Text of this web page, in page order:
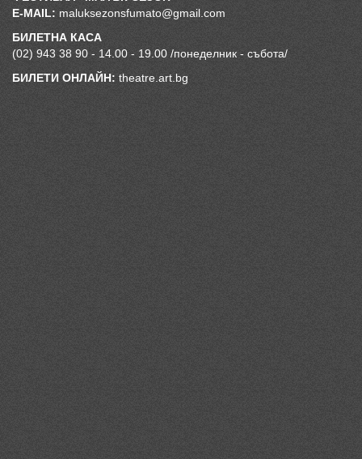
Е-MAIL: maluksezonsfumato@gmail.com
БИЛЕТНА КАСА
(02) 943 38 90 - 14.00 - 19.00 /понеделник - събота/
БИЛЕТИ ОНЛАЙН: theatre.art.bg